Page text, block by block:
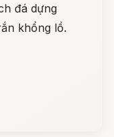
đá dựng
khổng lồ.